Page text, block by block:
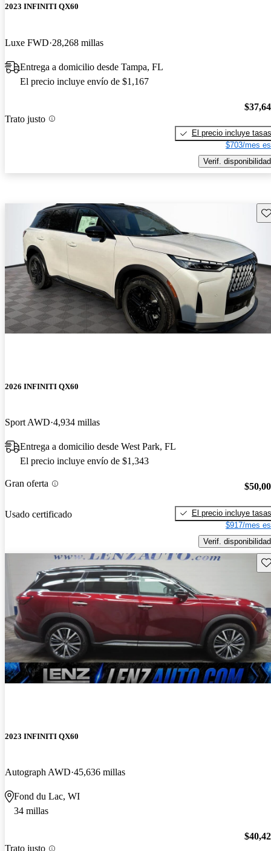
2023 INFINITI QX60
Luxe FWD 28,268 millas
Entrega a domicilio desde Tampa, FL
El precio incluye envío de $1,167
Trato justo
El precio incluye tasas
$703/mes
Verif. disponibilidad
2026 INFINITI QX60
Sport AWD 4,934 millas
Entrega a domicilio desde West Park, FL
El precio incluye envío de $1,343
Gran oferta
Usado certificado
El precio incluye tasas
$917/mes
Verif. disponibilidad
2023 INFINITI QX60
Autograph AWD 45,636 millas
Fond du Lac, WI
34 millas
Trato justo